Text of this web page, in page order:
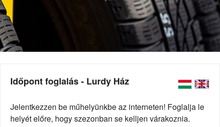
Időpont foglalás - Lurdy Ház
Jelentkezzen be műhelyünkbe az interneten! Foglalja le
helyét előre, hogy szezonban se kelljen várakoznia.